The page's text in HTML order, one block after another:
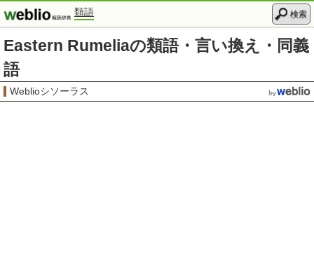
類語 検索
Eastern Rumeliaの類語・言い換え・同義
語
Weblioシソーラス